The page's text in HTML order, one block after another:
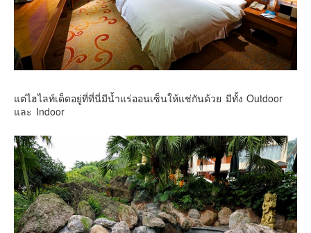
แต่ไฮไลท์เด็ดอยู่ที่ที่นี่มีน้ำแร่ออนเซ็นให้แช่กันด้วย มีทั้ง Outdoor
และ Indoor